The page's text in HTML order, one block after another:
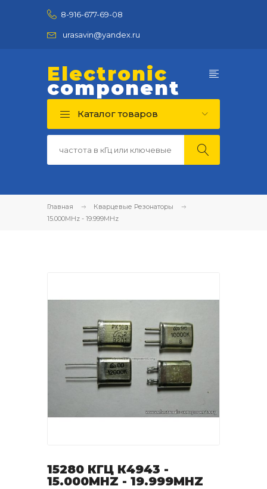
8-916-677-69-08
urasavin@yandex.ru
Electronic
component
Каталог товаров
Главная
Кварцевые Резонаторы
15.000MHz - 19.999MHz
15280 КГЦ К4943 -
15.000MHZ - 19.999MHZ